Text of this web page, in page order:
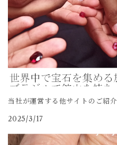
当社が運営する他サイトのご紹介
2025/3/17